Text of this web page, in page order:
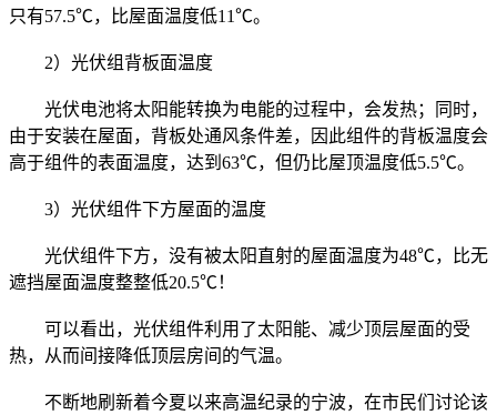
只有57.5℃，比屋面温度低11℃。
2）光伏组背板面温度
光伏电池将太阳能转换为电能的过程中，会发热；同时，
由于安装在屋面，背板处通风条件差，因此组件的背板温度会
高于组件的表面温度，达到63℃，但仍比屋顶温度低5.5℃。
3）光伏组件下方屋面的温度
光伏组件下方，没有被太阳直射的屋面温度为48℃，比无
遮挡屋面温度整整低20.5℃！
可以看出，光伏组件利用了太阳能、减少顶层屋面的受
热，从而间接降低顶层房间的气温。
不断地刷新着今夏以来高温纪录的宁波，在市民们讨论该